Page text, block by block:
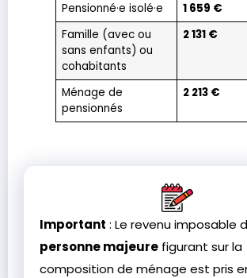
Pensionné·e isolé·e
1 659 €
Famille (avec ou
sans enfants) ou
cohabitants
2 131 €
Ménage de
pensionnés
2 213 €
Important : Le revenu imposable
personne majeure figurant sur la
composition de ménage est pris